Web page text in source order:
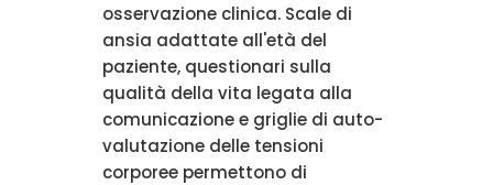
osservazione clinica. Scale di
ansia adattate all'età del
paziente, questionari sulla
qualità della vita legata alla
comunicazione e griglie di auto-
valutazione delle tensioni
corporee permettono di